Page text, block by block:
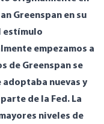
Greenspan en su
estímulo
empezamos a
de Greenspan se
adoptaba nuevas y
de la Fed. La
niveles de